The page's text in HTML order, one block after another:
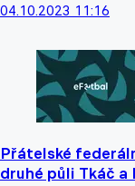
04.10.2023 11:16
Přátelské
druhé půli Tkáč a